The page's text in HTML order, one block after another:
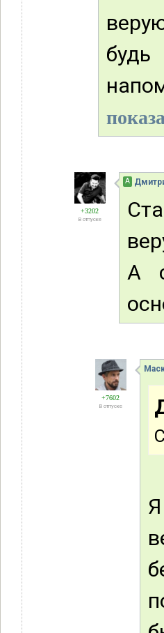
+3202
В отпуске
А
А
+7602
В отпуске